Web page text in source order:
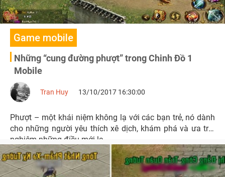
Game mobile
Những “cung đường phượt” trong Chinh Đồ 1
Mobile
Phượt – một khái niệm không lạ với các bạn trẻ, nó dành
cho những người yêu thích xê dịch, khám phá và ưa trải
nghiệm những điều mới lạ.